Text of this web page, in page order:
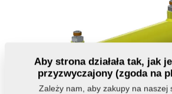
pobrania
Aby strona działała tak, jak
przyzwyczajony (zgoda na
Zależy nam, aby zakupy na naszej